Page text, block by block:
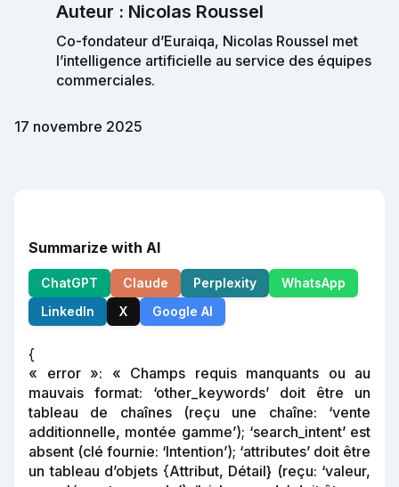
Auteur : Nicolas Roussel
Co-fondateur d’Euraiqa, Nicolas Roussel met
l’intelligence artificielle au service des équipes
commerciales.
17 novembre 2025
Summarize with AI
ChatGPT Claude Perplexity
WhatsApp
LinkedIn
X Google AI
{
« error »: « Champs requis manquants ou au
mauvais format: ‘other_keywords’ doit être un
tableau de chaînes (reçu une chaîne: ‘vente
additionnelle, montée gamme’); ‘search_intent’ est
absent (clé fournie: ‘Intention’); ‘attributes’ doit être
un tableau d’objets {Attribut, Détail} (reçu: ‘valeur,